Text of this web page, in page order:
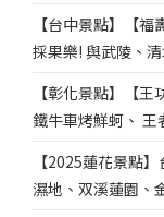
【台中景點】【
採果樂! 與武陵、
【彰化景點】【
鐵牛車烤鮮蚵、 王
【2025蓮花景點
濕地、双溪蓮園、